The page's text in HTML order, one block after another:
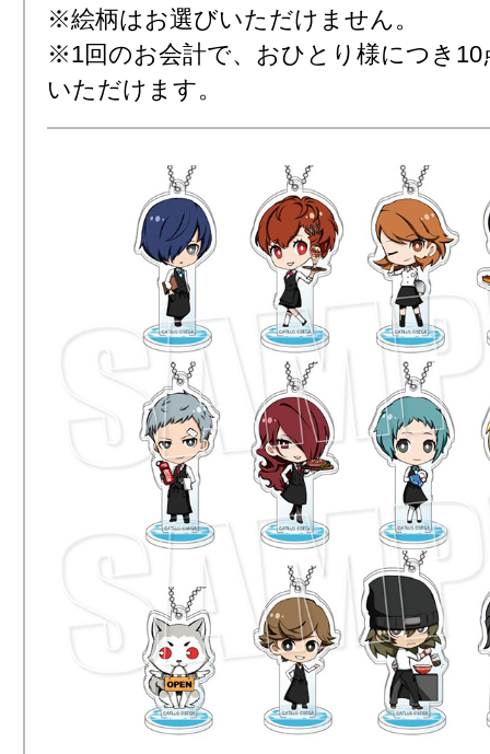
※絵柄はお選びいただけません。
※1回のお会計で、おひとり様につき10
いただけます。